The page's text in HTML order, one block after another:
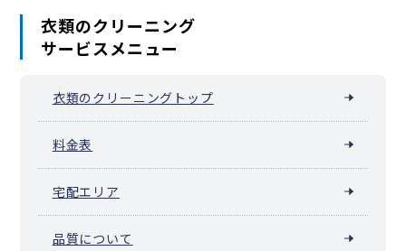
衣類のクリーニング
サービスメニュー
衣類のクリーニングトップ
料金表
宅配エリア
品質について